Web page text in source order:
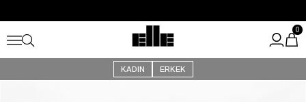
Kargo Ücretsiz!
KADIN ERKEK
0